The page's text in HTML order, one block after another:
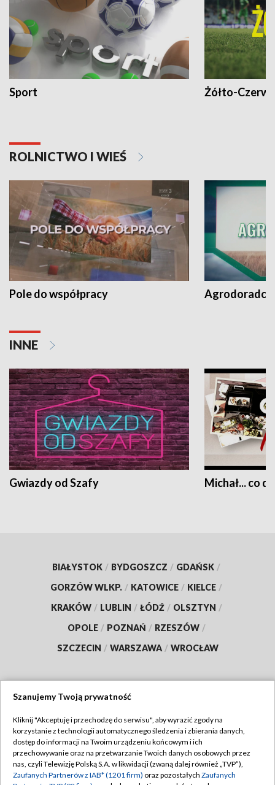
Sport Żółto-
ROLNICTWO I WIEŚ
Pole do współpracy Agrodoradcy
INNE
Gwiazdy od Szafy Michał... co
BIAŁYSTOK / BYDGOSZCZ / GDAŃSK /
GORZÓW WLKP. / KATOWICE / KIELCE /
KRAKÓW / LUBLIN / ŁÓDŹ / OLSZTYN /
OPOLE / POZNAŃ / RZESZÓW /
SZCZECIN / WARSZAWA / WROCŁAW
TVP
Abonament TVP
Emisja w TVP
Regulamin TVP
Polityka prywatności
Szanujemy Twoją prywatność
Kliknij "Akceptuję i przechodzę do serwisu", aby wyrazić zgody na
korzystanie z technologii automatycznego śledzenia i zbierania danych,
dostęp do informacji na Twoim urządzeniu końcowym i ich
przechowywanie oraz na przetwarzanie Twoich danych osobowych przez
nas, czyli Telewizję Polską S.A. w likwidacji (zwaną dalej również „TVP”),
Zaufanych Partnerów z IAB* (1201 firm) oraz pozostałych Zaufanych